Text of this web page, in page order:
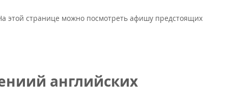
этой странице можно посмотреть афишу предстоящих
английских